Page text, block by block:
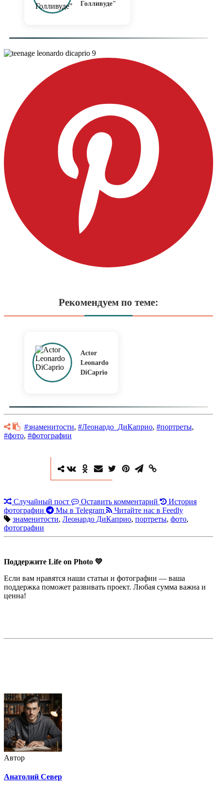
Голливуде"
Рекомендуем по теме:
Actor
Leonardo
DiCaprio
#знаменитости, #Леонардо_ДиКаприо, #портреты,
#фото, #фотографии
Случайный пост Оставить комментарий
История
фотографии
Мы в Telegram
Читайте нас в Feedly
знаменитости, Леонардо ДиКаприо, портреты, фото,
фотографии
Поддержите Life on Photo 💛
Если вам нравятся наши статьи и фотографии — ваша
поддержка поможет развивать проект. Любая сумма важна и
ценна!
Автор
Анатолий Север